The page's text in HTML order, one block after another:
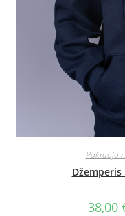
Pakruojo
38,00